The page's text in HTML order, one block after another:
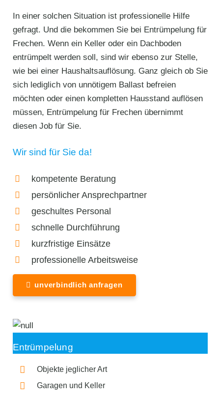
In einer solchen Situation ist professionelle Hilfe
gefragt. Und die bekommen Sie bei Entrümpelung für
Frechen. Wenn ein Keller oder ein Dachboden
entrümpelt werden soll, sind wir ebenso zur Stelle,
wie bei einer Haushaltsauflösung. Ganz gleich ob Sie
sich lediglich von unnötigem Ballast befreien
möchten oder einen kompletten Hausstand auflösen
müssen, Entrümpelung für Frechen übernimmt
diesen Job für Sie.
Wir sind für Sie da!
kompetente Beratung
persönlicher Ansprechpartner
geschultes Personal
schnelle Durchführung
kurzfristige Einsätze
professionelle Arbeitsweise
unverbindlich anfragen
Entrümpelung
Objekte jeglicher Art
Garagen und Keller